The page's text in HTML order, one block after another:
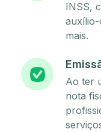
INSS,
auxílio-
mais.
Ao ter
nota